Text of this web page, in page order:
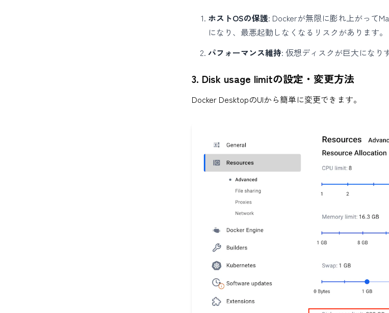
ホストOSの保護: Dockerが無限に膨れ上がって
になり、最悪起動しなくなるリスクがあります。
パフォーマンス維持: 仮想ディスクが巨大になり
3. Disk usage limitの設定・変更方法
Docker DesktopのUIから簡単に変更できます。